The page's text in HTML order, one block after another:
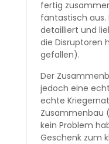
fertig
fantastisch aus.
detailliert und
die Disruptoren
gefallen).
Der
jedoch eine
echte
Zusammenbau
kein Problem
Geschenk zum